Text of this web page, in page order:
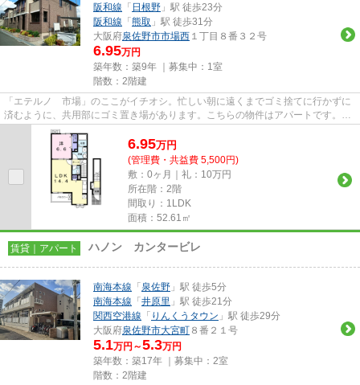
阪和線 「 日根野 」駅 徒歩23分
阪和線 「 熊取 」駅 徒歩31分
大阪府泉佐野市市場西 １丁目８番３２号
6.95万円
築年数：築9年 ｜募集中： 1室
階数：2階建
「エテルノ 市場」のここがイチオシ。忙しい朝に遠くまでゴミ捨てに行かずに
済むように、共用部にゴミ置き場があります。こちらの物件はアパートです。2
駅利用可能な物件なので、用途...
6.95万円
(管理費・共益費 5,500円)
敷：0ヶ月｜礼：10万円
所在階：2階
間取り：1LDK
面積：52.61㎡
賃貸｜アパート ハノン カンタービレ
南海本線 「 泉佐野 」駅 徒歩5分
南海本線 「 井原里 」駅 徒歩21分
関西空港線 「 りんくうタウン 」駅 徒歩29分
大阪府泉佐野市大宮町 ８番２１号
5.1万円～5.3万円
築年数：築17年 ｜募集中： 2室
階数：2階建